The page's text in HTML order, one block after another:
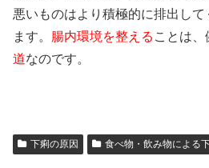
悪いものはより積極的に排出し
ます。 腸内環境を整える ことは、
道なのです。
下痢の原因 食べ物・飲み物による